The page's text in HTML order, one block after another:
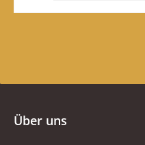
Über uns